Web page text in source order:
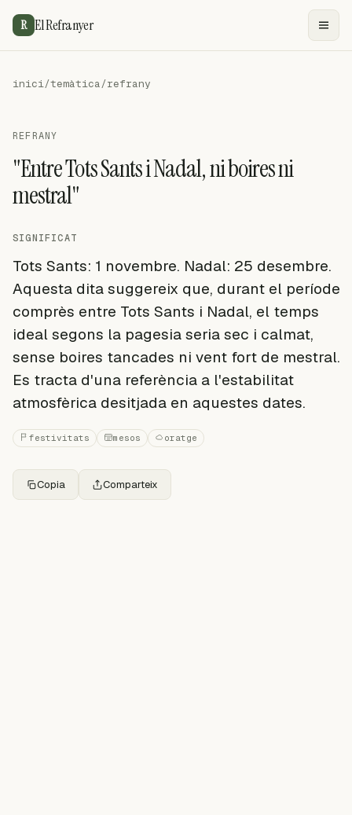
R El Refranyer
inici/temàtica/refrany
REFRANY
"Entre Tots Sants i Nadal, ni boires ni
mestral"
SIGNIFICAT
Tots Sants: 1 novembre. Nadal: 25 desembre.
Aquesta dita suggereix que, durant el període
comprès entre Tots Sants i Nadal, el temps
ideal segons la pagesia seria sec i calmat,
sense boires tancades ni vent fort de mestral.
Es tracta d'una referència a l'estabilitat
atmosfèrica desitjada en aquestes dates.
festivitats mesos oratge
Copia Comparteix